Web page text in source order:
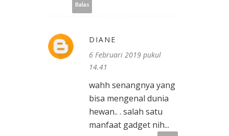
Balas
DIANE
6 Februari 2019 pukul
14.41
wahh senangnya yang
bisa mengenal dunia
hewan.. . salah satu
manfaat gadget nih...